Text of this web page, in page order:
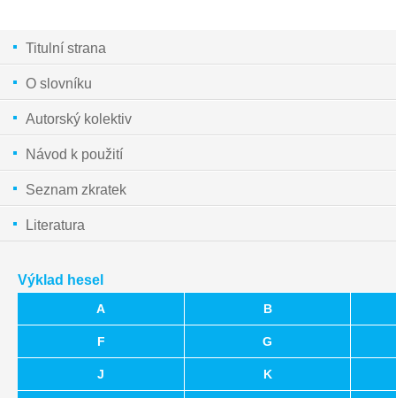
Titulní strana
O slovníku
Autorský kolektiv
Návod k použití
Seznam zkratek
Literatura
Výklad hesel
A B
F G
J K